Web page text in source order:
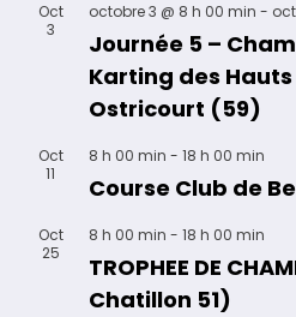
Oct
3
octobre 3 @ 8 h 00 min -
Journée 5 –
Karting des
Ostricourt (59)
Oct
11
8 h 00 min - 18 h 00 min
Course Club de
Oct
25
8 h 00 min - 18 h 00 min
TROPHEE DE
Chatillon 51)